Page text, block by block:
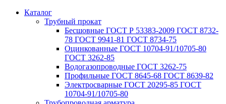
Каталог
Трубный прокат
Беcшовные ГОСТ Р 53383-2009 ГОСТ 8732-
78 ГОСТ 9941-81 ГОСТ 8734-75
Оцинкованные ГОСТ 10704-91/10705-80
ГОСТ 3262-85
Водогазопроводные ГОСТ 3262-75
Профильные ГОСТ 8645-68 ГОСТ 8639-82
Электросварные ГОСТ 20295-85 ГОСТ
10704-91/10705-80